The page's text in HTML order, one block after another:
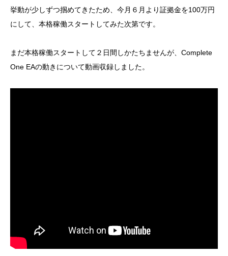
挙動が少しずつ掴めてきたため、今月６月より証拠金を100万円
にして、本格稼働スタートしてみた次第です。
まだ本格稼働スタートして２日間しかたちませんが、Complete
One EAの動きについて動画収録しました。